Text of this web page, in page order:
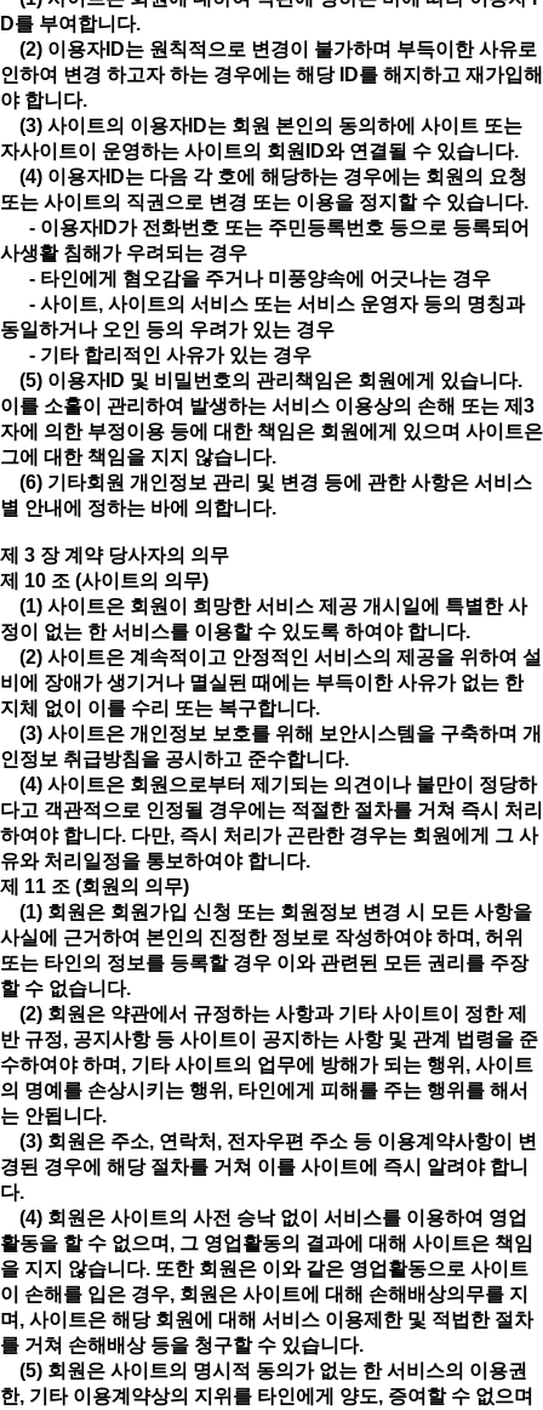
D를 부여합니다.
(2) 이용자ID는 원칙적으로 변경이 불가하며 부득이한 사유로
인하여 변경 하고자 하는 경우에는 해당 ID를 해지하고 재가입해
야 합니다.
(3) 사이트의 이용자ID는 회원 본인의 동의하에 사이트 또는
자사이트이 운영하는 사이트의 회원ID와 연결될 수 있습니다.
(4) 이용자ID는 다음 각 호에 해당하는 경우에는 회원의 요청
또는 사이트의 직권으로 변경 또는 이용을 정지할 수 있습니다.
- 이용자ID가 전화번호 또는 주민등록번호 등으로 등록되어
사생활 침해가 우려되는 경우
- 타인에게 혐오감을 주거나 미풍양속에 어긋나는 경우
- 사이트, 사이트의 서비스 또는 서비스 운영자 등의 명칭과
동일하거나 오인 등의 우려가 있는 경우
- 기타 합리적인 사유가 있는 경우
(5) 이용자ID 및 비밀번호의 관리책임은 회원에게 있습니다.
이를 소홀이 관리하여 발생하는 서비스 이용상의 손해 또는 제3
자에 의한 부정이용 등에 대한 책임은 회원에게 있으며 사이트은
그에 대한 책임을 지지 않습니다.
(6) 기타회원 개인정보 관리 및 변경 등에 관한 사항은 서비스
별 안내에 정하는 바에 의합니다.
제 3 장 계약 당사자의 의무
제 10 조 (사이트의 의무)
(1) 사이트은 회원이 희망한 서비스 제공 개시일에 특별한 사
정이 없는 한 서비스를 이용할 수 있도록 하여야 합니다.
(2) 사이트은 계속적이고 안정적인 서비스의 제공을 위하여 설
비에 장애가 생기거나 멸실된 때에는 부득이한 사유가 없는 한
지체 없이 이를 수리 또는 복구합니다.
(3) 사이트은 개인정보 보호를 위해 보안시스템을 구축하며 개
인정보 취급방침을 공시하고 준수합니다.
(4) 사이트은 회원으로부터 제기되는 의견이나 불만이 정당하
다고 객관적으로 인정될 경우에는 적절한 절차를 거쳐 즉시 처리
하여야 합니다. 다만, 즉시 처리가 곤란한 경우는 회원에게 그 사
유와 처리일정을 통보하여야 합니다.
제 11 조 (회원의 의무)
(1) 회원은 회원가입 신청 또는 회원정보 변경 시 모든 사항을
사실에 근거하여 본인의 진정한 정보로 작성하여야 하며, 허위
또는 타인의 정보를 등록할 경우 이와 관련된 모든 권리를 주장
할 수 없습니다.
(2) 회원은 약관에서 규정하는 사항과 기타 사이트이 정한 제
반 규정, 공지사항 등 사이트이 공지하는 사항 및 관계 법령을 준
수하여야 하며, 기타 사이트의 업무에 방해가 되는 행위, 사이트
의 명예를 손상시키는 행위, 타인에게 피해를 주는 행위를 해서
는 안됩니다.
(3) 회원은 주소, 연락처, 전자우편 주소 등 이용계약사항이 변
경된 경우에 해당 절차를 거쳐 이를 사이트에 즉시 알려야 합니
다.
(4) 회원은 사이트의 사전 승낙 없이 서비스를 이용하여 영업
활동을 할 수 없으며, 그 영업활동의 결과에 대해 사이트은 책임
을 지지 않습니다. 또한 회원은 이와 같은 영업활동으로 사이트
이 손해를 입은 경우, 회원은 사이트에 대해 손해배상의무를 지
며, 사이트은 해당 회원에 대해 서비스 이용제한 및 적법한 절차
를 거쳐 손해배상 등을 청구할 수 있습니다.
(5) 회원은 사이트의 명시적 동의가 없는 한 서비스의 이용권
한, 기타 이용계약상의 지위를 타인에게 양도, 증여할 수 없으며